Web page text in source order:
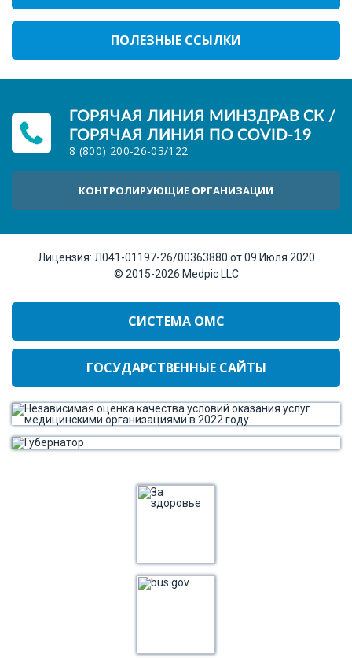
ПОЛЕЗНЫЕ ССЫЛКИ
ГОРЯЧАЯ ЛИНИЯ МИНЗДРАВ СК /
ГОРЯЧАЯ ЛИНИЯ ПО COVID-19
8 (800) 200-26-03/122
КОНТРОЛИРУЮЩИЕ ОРГАНИЗАЦИИ
Лицензия: Л041-01197-26/00363880 от 09 Июля 2020
© 2015-2026 Medpic LLC
СИСТЕМА ОМС
ГОСУДАРСТВЕННЫЕ САЙТЫ